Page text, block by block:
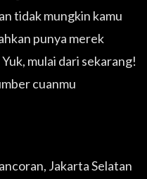
tidak mungkin kamu
punya merek
mulai dari sekarang!
cuanmu
Jakarta Selatan